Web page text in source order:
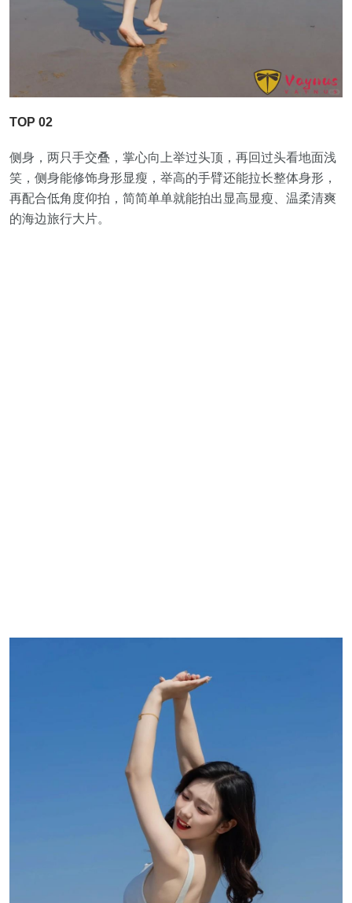
TOP 02
侧身，两只手交叠，掌心向上举过头顶，再回过头看地面浅
笑，侧身能修饰身形显瘦，举高的手臂还能拉长整体身形，
再配合低角度仰拍，简简单单就能拍出显高显瘦、温柔清爽
的海边旅行大片。